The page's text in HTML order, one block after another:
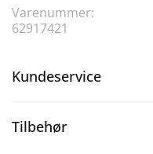
Varenummer:
62917421
Kundeservice
Tilbehør